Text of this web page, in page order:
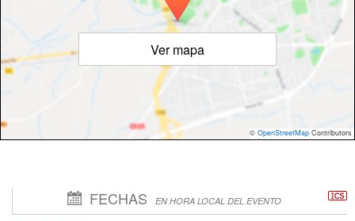
Ver mapa
© OpenStreetMap Contributors
FECHAS EN HORA LOCAL DEL EVENTO